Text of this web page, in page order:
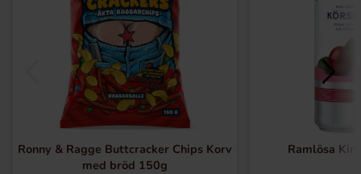
Ronny & Ragge Buttcracker Chips Korv
med bröd 150g
Ramlösa